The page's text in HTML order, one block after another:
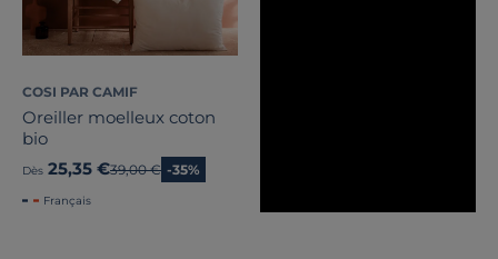
COSI PAR CAMIF
Oreiller moelleux coton
bio
Dès 25,35 €Ancien prix
39,00 € -35%
Français
Pays de fabrication